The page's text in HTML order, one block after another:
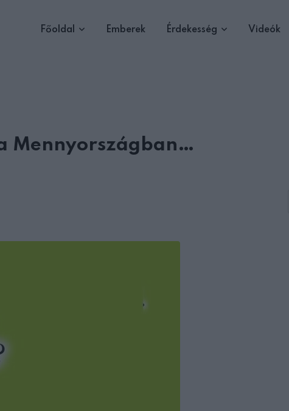
Főoldal Emberek Érdekesség Videók
Mennyországban…